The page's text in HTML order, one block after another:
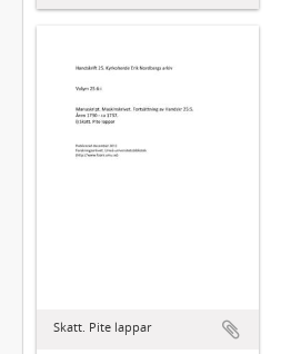
Skatt. Pite lappar